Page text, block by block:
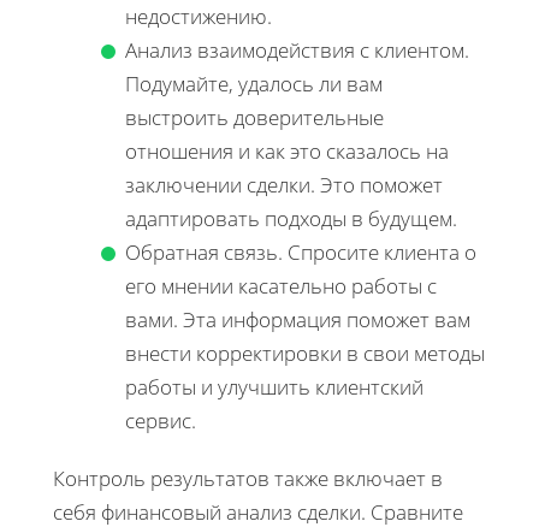
недостижению.
Анализ взаимодействия с клиентом.
Подумайте, удалось ли вам
выстроить доверительные
отношения и как это сказалось на
заключении сделки. Это поможет
адаптировать подходы в будущем.
Обратная связь. Спросите клиента о
его мнении касательно работы с
вами. Эта информация поможет вам
внести корректировки в свои методы
работы и улучшить клиентский
сервис.
Контроль результатов также включает в
себя финансовый анализ сделки. Сравните